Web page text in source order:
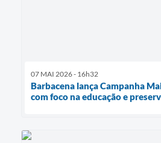
07 MAI 2026 - 16h32
Barbacena lança Campanha
com foco na educação e